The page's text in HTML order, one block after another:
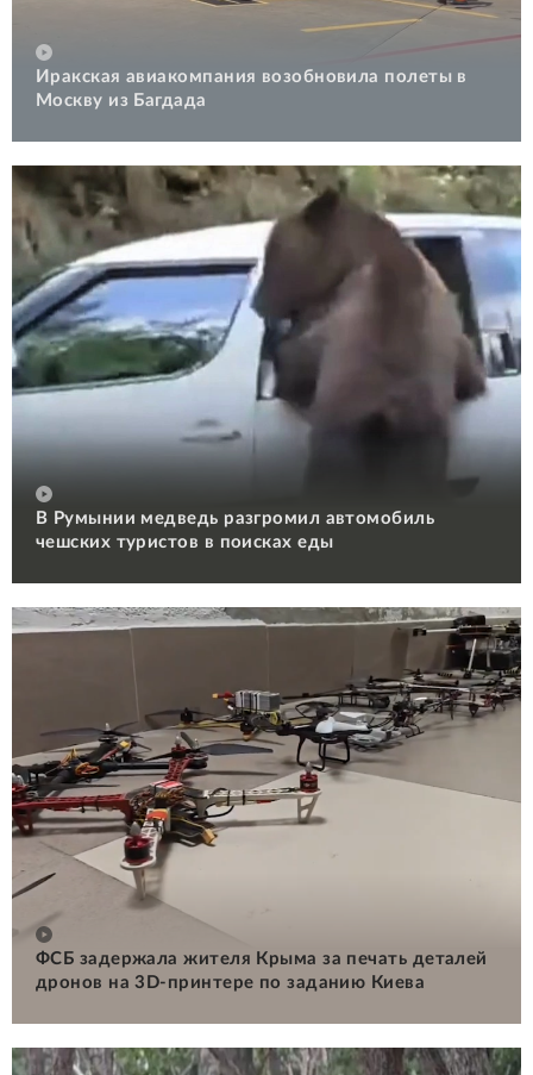
Иракская авиакомпания возобновила полеты в
Москву из Багдада
В Румынии медведь разгромил автомобиль
чешских туристов в поисках еды
ФСБ задержала жителя Крыма за печать деталей
дронов на 3D-принтере по заданию Киева